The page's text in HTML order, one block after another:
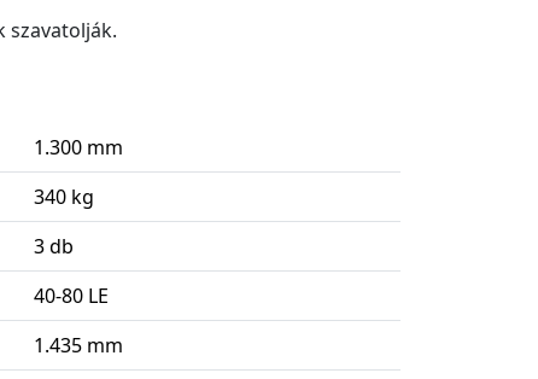
szavatolják.
1.300 mm
340 kg
3 db
40-80 LE
1.435 mm